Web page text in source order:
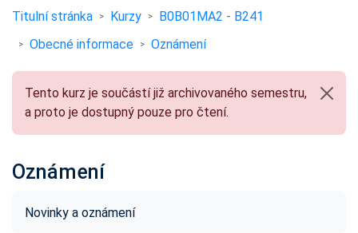
Titulní stránka Kurzy
B0B01MA2 - B241
Obecné informace
Oznámení
Tento kurz je součástí již archivovaného semestru,
a proto je dostupný pouze pro čtení.
Oznámení
Novinky a oznámení